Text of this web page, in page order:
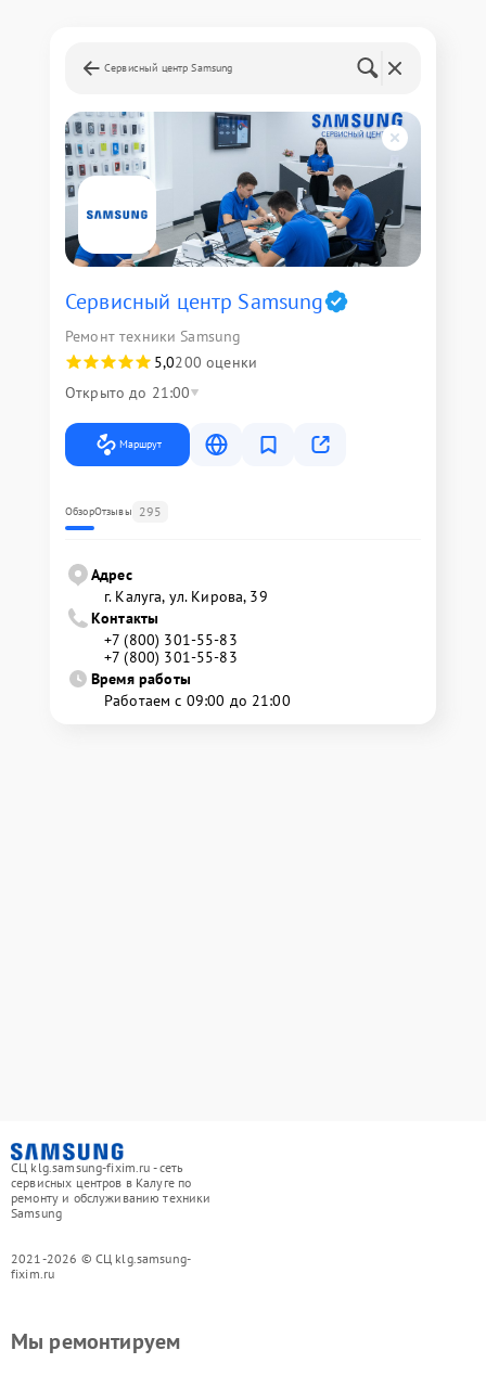
Сервисный центр Samsung
Сервисный центр Samsung
Ремонт техники Samsung
5,0200 оценки
Открыто до 21:00
Маршрут
ОбзорОтзывы 295
Адрес
г. Калуга, ул. Кирова, 39
Контакты
+7 (800) 301-55-83
+7 (800) 301-55-83
Время работы
Работаем с 09:00 до 21:00
СЦ klg.samsung-fixim.ru - сеть
сервисных центров в Калуге по
ремонту и обслуживанию техники
Samsung
2021-2026 © СЦ klg.samsung-
fixim.ru
Мы ремонтируем